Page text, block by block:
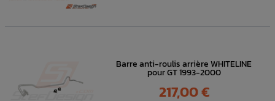
Barre anti-roulis arrière WHITELINE
pour GT 1993-2000
Prix
217,00 €